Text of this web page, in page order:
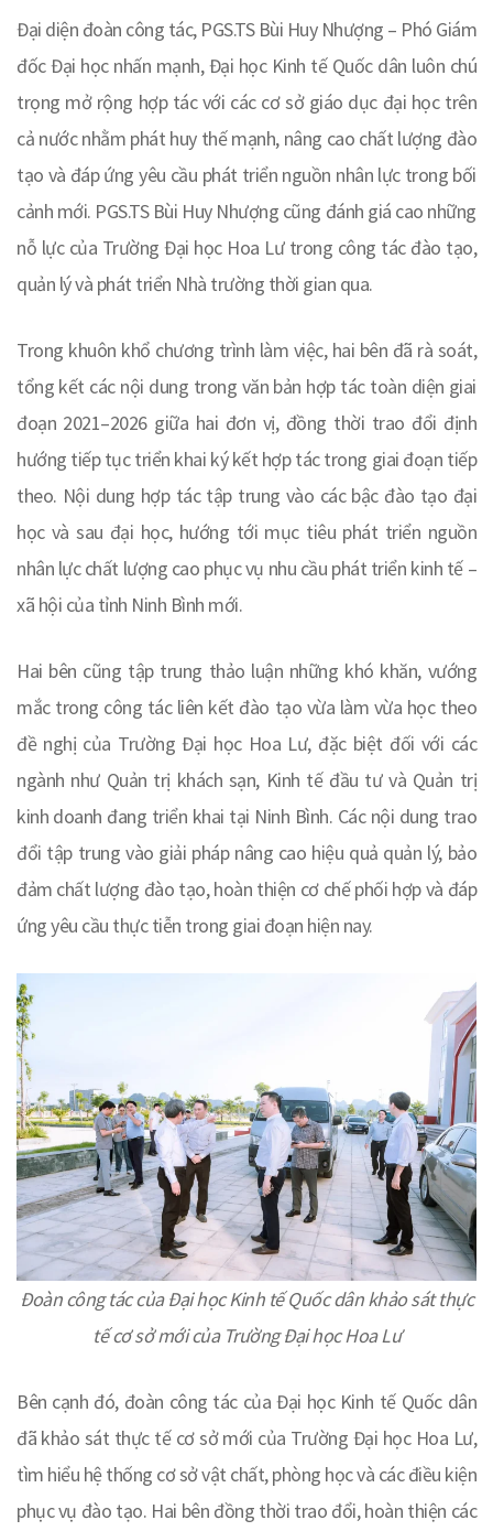
Đại diện đoàn công tác, PGS.TS Bùi Huy Nhượng – Phó Giám
đốc Đại học nhấn mạnh, Đại học Kinh tế Quốc dân luôn chú
trọng mở rộng hợp tác với các cơ sở giáo dục đại học trên
cả nước nhằm phát huy thế mạnh, nâng cao chất lượng đào
tạo và đáp ứng yêu cầu phát triển nguồn nhân lực trong bối
cảnh mới. PGS.TS Bùi Huy Nhượng cũng đánh giá cao những
nỗ lực của Trường Đại học Hoa Lư trong công tác đào tạo,
quản lý và phát triển Nhà trường thời gian qua.
Trong khuôn khổ chương trình làm việc, hai bên đã rà soát,
tổng kết các nội dung trong văn bản hợp tác toàn diện giai
đoạn 2021–2026 giữa hai đơn vị, đồng thời trao đổi định
hướng tiếp tục triển khai ký kết hợp tác trong giai đoạn tiếp
theo. Nội dung hợp tác tập trung vào các bậc đào tạo đại
học và sau đại học, hướng tới mục tiêu phát triển nguồn
nhân lực chất lượng cao phục vụ nhu cầu phát triển kinh tế –
xã hội của tỉnh Ninh Bình mới.
Hai bên cũng tập trung thảo luận những khó khăn, vướng
mắc trong công tác liên kết đào tạo vừa làm vừa học theo
đề nghị của Trường Đại học Hoa Lư, đặc biệt đối với các
ngành như Quản trị khách sạn, Kinh tế đầu tư và Quản trị
kinh doanh đang triển khai tại Ninh Bình. Các nội dung trao
đổi tập trung vào giải pháp nâng cao hiệu quả quản lý, bảo
đảm chất lượng đào tạo, hoàn thiện cơ chế phối hợp và đáp
ứng yêu cầu thực tiễn trong giai đoạn hiện nay.
Đoàn công tác của Đại học Kinh tế Quốc dân khảo sát thực
tế cơ sở mới của Trường Đại học Hoa Lư
Bên cạnh đó, đoàn công tác của Đại học Kinh tế Quốc dân
đã khảo sát thực tế cơ sở mới của Trường Đại học Hoa Lư,
tìm hiểu hệ thống cơ sở vật chất, phòng học và các điều kiện
phục vụ đào tạo. Hai bên đồng thời trao đổi, hoàn thiện các